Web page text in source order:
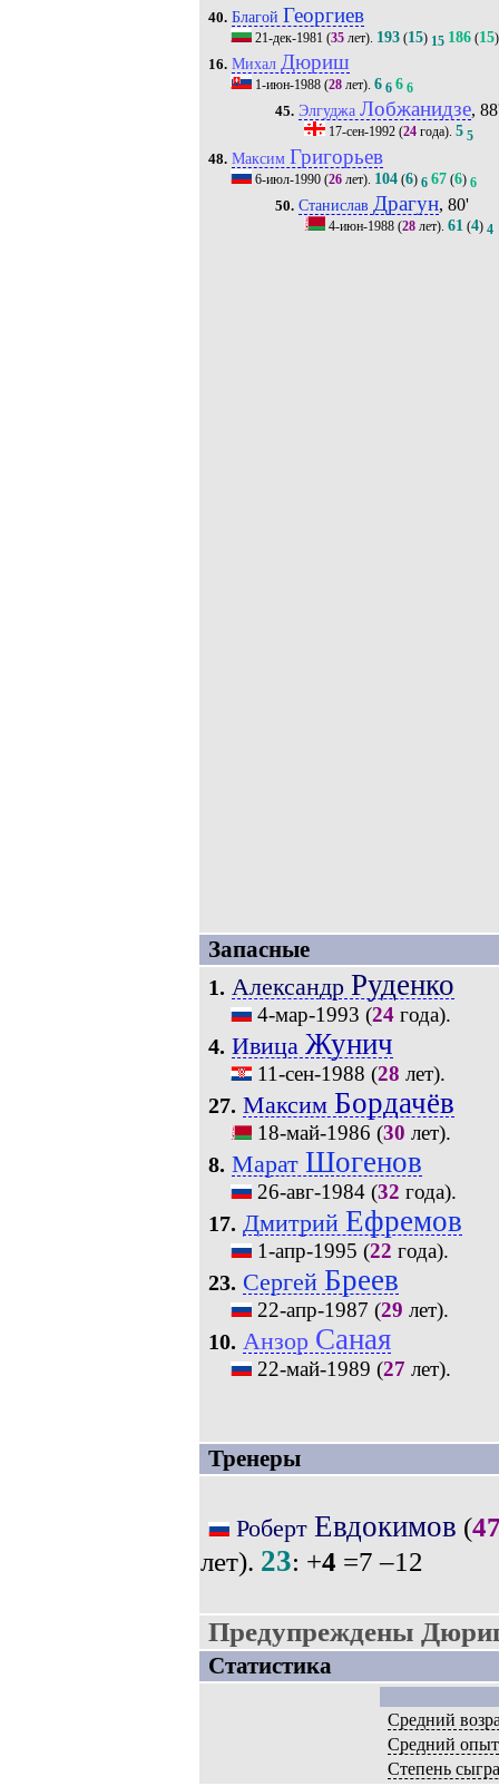
40. Благой Георгиев
21-дек-1981 (35лет). 193(15) 15 186(15)
16. Михал Дюриш
1-июн-1988(28лет). 6 6 6 6
45. Элгуджа Лобжанидзе,
17-сен-1992 (24 года).5 5
48. Максим Григорьев
6-июл-1990(26лет). 104(6) 6 67(6) 6
50. Станислав Драгун, 80'
4-июн-1988 (28 лет).61 (4) 4
Запасные
1. Александр Руденко
4-мар-1993 (24года).
4. Ивица Жунич
11-сен-1988 (28 лет).
27. Максим Бордачёв
18-май-1986 (30 лет).
8. Марат Шогенов
26-авг-1984(32 года).
17. Дмитрий Ефремов
1-апр-1995 (22 года).
23. Сергей Бреев
22-апр-1987 (29 лет).
10. Анзор Саная
22-май-1989 (27 лет).
Тренеры
Роберт Евдокимов (
лет). 23: +4 =7 –12
Предупреждены
Статистика
Средний
Средний опыт
Степень